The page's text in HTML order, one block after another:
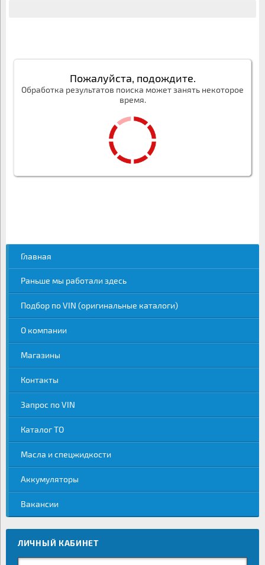
Пожалуйста, подождите.
Обработка результатов поиска может занять некоторое
время.
Главная
Раньше мы работали здесь
Подбор по VIN (оригинальные каталоги)
О компании
Магазины
Контакты
Запрос по VIN
Каталог ТО
Масла и спецжидкости
Аккумуляторы
Вакансии
ЛИЧНЫЙ КАБИНЕТ